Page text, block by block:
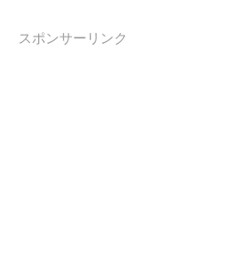
スポンサーリンク